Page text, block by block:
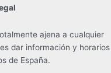
ajena a cualquier
dar información y horarios
de España.